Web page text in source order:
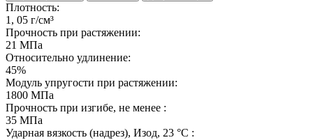
Плотность:
1, 05 г/см³
Прочность при растяжении:
21 МПа
Относительно удлинение:
45%
Модуль упругости при растяжении:
1800 МПа
Прочность при изгибе, не менее :
35 МПа
Ударная вязкость (надрез), Изод, 23 °С :